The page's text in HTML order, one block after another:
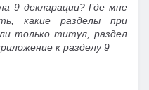
9 декларации? Где мне
какие разделы при
только титул, раздел
к разделу 9